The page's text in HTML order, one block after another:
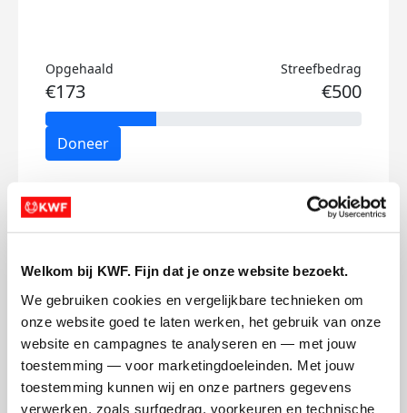
Welkom bij KWF. Fijn dat je onze website bezoekt.
We gebruiken cookies en vergelijkbare technieken om
onze website goed te laten werken, het gebruik van onze
website en campagnes te analyseren en — met jouw
toestemming — voor marketingdoeleinden. Met jouw
toestemming kunnen wij en onze partners gegevens
verwerken, zoals surfgedrag, voorkeuren en technische
Opgehaald
€173
Streefbedrag
€500
Doneer